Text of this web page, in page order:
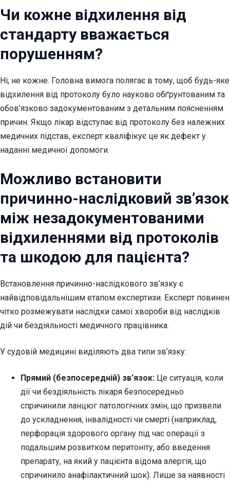
Чи кожне відхилення від
стандарту вважається
порушенням?
Ні, не кожне. Головна вимога полягає в тому, щоб будь-яке
відхилення від протоколу було науково обґрунтованим та
обов’язково задокументованим з детальним поясненням
причин. Якщо лікар відступає від протоколу без належних
медичних підстав, експерт кваліфікує це як дефект у
наданні медичної допомоги.
Можливо встановити
причинно-наслідковий зв’язок
між незадокументованими
відхиленнями від протоколів
та шкодою для пацієнта?
Встановлення причинно-наслідкового зв’язку є
найвідповідальнішим етапом експертизи. Експерт повинен
чітко розмежувати наслідки самої хвороби від наслідків
дій чи бездіяльності медичного працівника.
У судовій медицині виділяють два типи зв’язку:
Прямий (безпосередній) зв’язок: Це ситуація, коли
дії чи бездіяльність лікаря безпосередньо
спричинили ланцюг патологічних змін, що призвели
до ускладнення, інвалідності чи смерті (наприклад,
перфорація здорового органу під час операції з
подальшим розвитком перитоніту, або введення
препарату, на який у пацієнта відома алергія, що
спричинило анафілактичний шок). Лише за наявності